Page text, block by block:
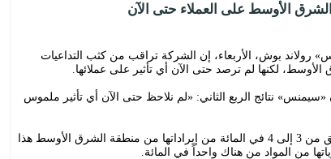
الأوسط على العملاء حتى الآن
رولاند بوش، الأربعاء، إن الشركة تراقب من كثب التداعيات
لكنها لم ترصد حتى الآن أي تأثير على عملائها.
نتائج الربع الثاني: «لم نلاحظ حتى الآن أي تأثير ملموس
وذكر بوش أن الشركة تتوقع أن تحقق من 3 إلى 4 في المائة من إيراداتها من منطقة الشرق الأوسط هذا
من المواد من هناك واحداً في المائة.